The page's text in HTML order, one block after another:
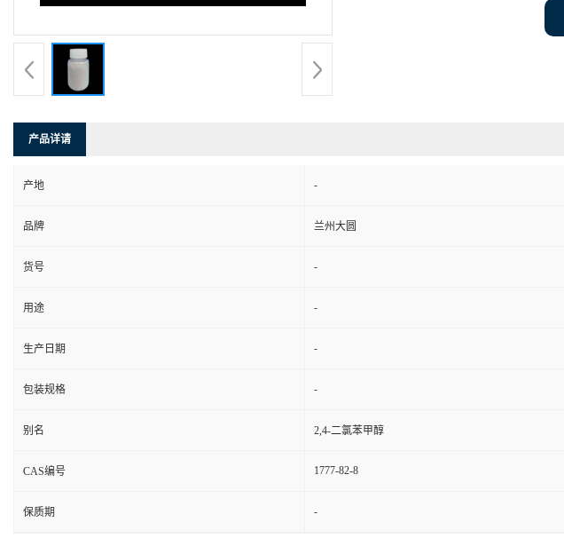
产品详请
产地 -
品牌 兰州大圆
货号 -
用途 -
生产日期 -
包装规格 -
别名 2,4-二氯苯甲醇
CAS编号 1777-82-8
保质期 -